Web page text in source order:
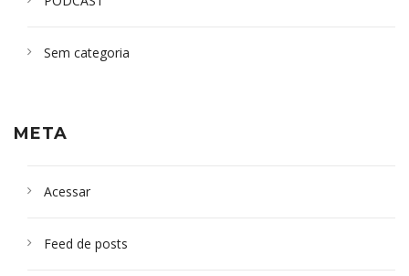
Sem categoria
META
Acessar
Feed de posts